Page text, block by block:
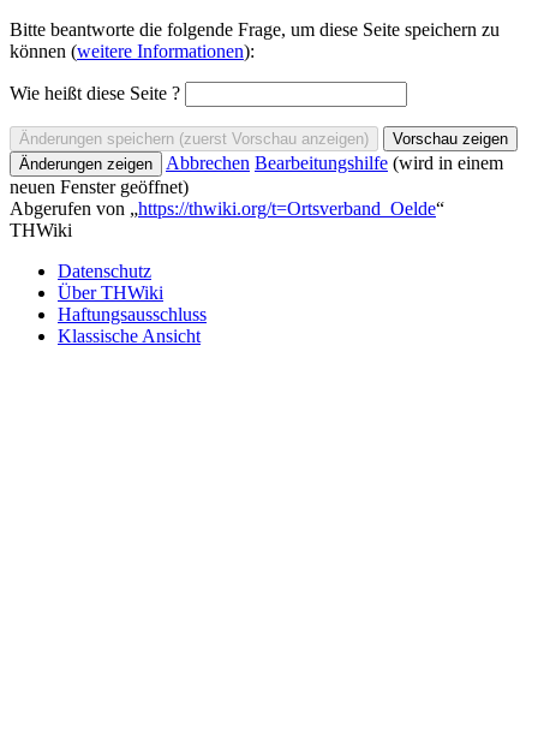
Bitte beantworte die folgende Frage, um diese Seite speichern zu
können (weitere Informationen):
Wie heißt diese Seite ?
Abbrechen Bearbeitungshilfe (wird in einem
neuen Fenster geöffnet)
Abgerufen von „https://thwiki.org/t=Ortsverband_Oelde“
THWiki
Datenschutz
Über THWiki
Haftungsausschluss
Klassische Ansicht